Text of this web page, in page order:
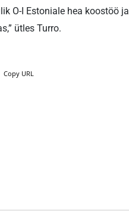
O-I Estoniale hea koostöö ja
ütles Turro.
Copy URL